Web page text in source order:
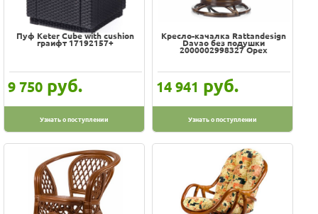
Пуф Keter Cube with cushion
граифт 17192157+
9 750 руб.
Узнать о поступлении
Кресло-качалка Rattandesign
Davao без подушки
2000002998327 Орех
14 941 руб.
Узнать о поступлении